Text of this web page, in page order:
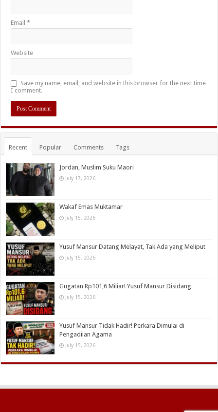
Email*
Website
Save my name, email, and website in this browser for the next time
I comment.
Recent Popular Comments Tags
Jordan, Muslim Suku Maori
July 17, 2026
Wakaf Emas Muktamar
July 15, 2026
Yusuf Mansur Datang Melayat, Tak Ada yang Meliput
July 15, 2026
Gugatan Rp101,6 Miliar! Yusuf Mansur Disidang
July 15, 2026
Yusuf Mansur Tidak Hadir! Perkara Dimulai di
Pengadilan Agama
July 15, 2026